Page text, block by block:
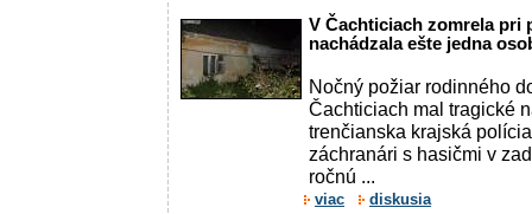
V Čachticiach zomrela pri
nachádzala ešte jedna
Nočný požiar rodinného
Čachticiach mal tragické
trenčianska krajská
záchranári s hasičmi v
ročnú ...
viac diskusia